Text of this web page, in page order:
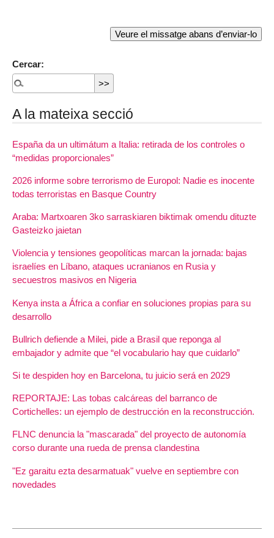
Cercar:
A la mateixa secció
España da un ultimátum a Italia: retirada de los controles o
“medidas proporcionales”
2026 informe sobre terrorismo de Europol: Nadie es inocente
todas terroristas en Basque Country
Araba: Martxoaren 3ko sarraskiaren biktimak omendu dituzte
Gasteizko jaietan
Violencia y tensiones geopolíticas marcan la jornada: bajas
israelíes en Líbano, ataques ucranianos en Rusia y
secuestros masivos en Nigeria
Kenya insta a África a confiar en soluciones propias para su
desarrollo
Bullrich defiende a Milei, pide a Brasil que reponga al
embajador y admite que “el vocabulario hay que cuidarlo”
Si te despiden hoy en Barcelona, tu juicio será en 2029
REPORTAJE: Las tobas calcáreas del barranco de
Cortichelles: un ejemplo de destrucción en la reconstrucción.
FLNC denuncia la "mascarada" del proyecto de autonomía
corso durante una rueda de prensa clandestina
"Ez garaitu ezta desarmatuak" vuelve en septiembre con
novedades